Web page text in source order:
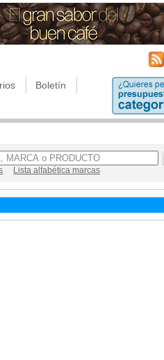
Boletín
Lista alfabética marcas